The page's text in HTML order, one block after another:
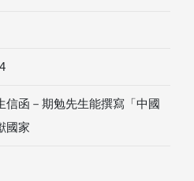
信函－期勉先生能撰寫「中國
國家